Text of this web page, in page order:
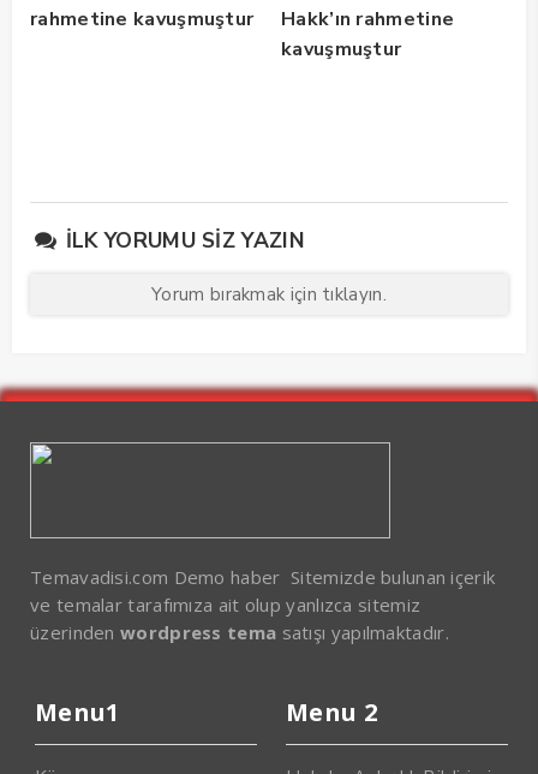
rahmetine kavuşmuştur
Hakk’ın rahmetine
kavuşmuştur
İLK YORUMU SIZ YAZIN
Yorum bırakmak için tıklayın.
Temavadisi.com Demo haber Sitemizde bulunan içerik
ve temalar tarafımıza ait olup yanlızca sitemiz
üzerinden wordpress tema satışı yapılmaktadır.
Menu1 Menu 2